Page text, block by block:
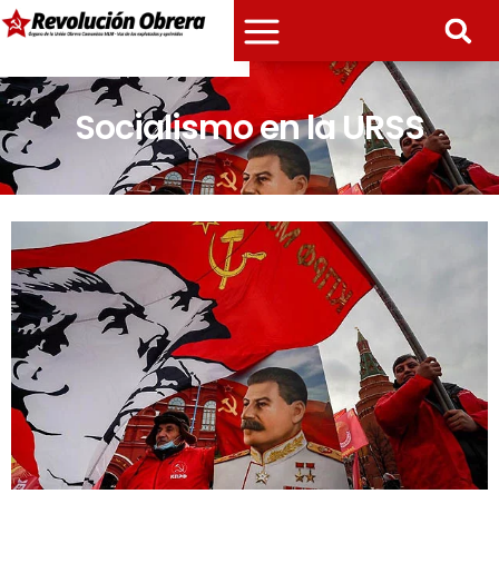
Socialismo en la URSS